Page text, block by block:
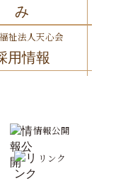
み
祉法人天心会
用情報
情報公開
リンク